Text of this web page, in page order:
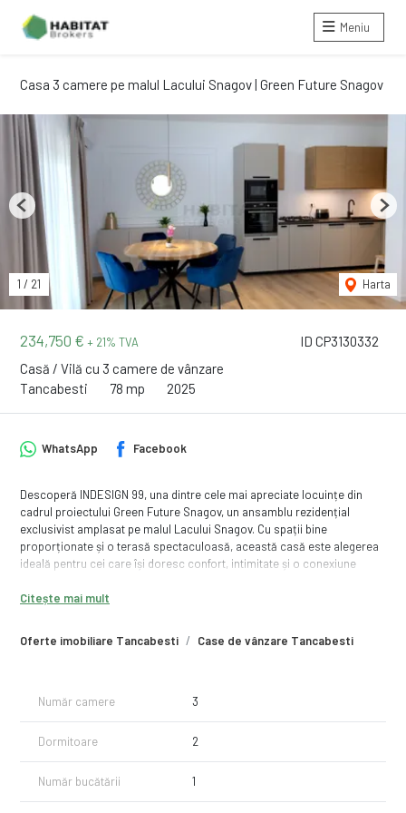
Meniu
Casa 3 camere pe malul Lacului Snagov | Green Future Snagov
ID CP3130332
234,750 € + 21% TVA
Casă / Vilă cu 3 camere de vânzare
Tancabesti
78 mp 2025
1 / 21 Harta
Previous Next
Oferte imobiliare Tancabesti Case de vânzare Tancabesti
WhatsApp Facebook
Descoperă INDESIGN 99, una dintre cele mai apreciate locuințe din
cadrul proiectului Green Future Snagov, un ansamblu rezidențial
exclusivist amplasat pe malul Lacului Snagov. Cu spații bine
proporționate și o terasă spectaculoasă, această casă este alegerea
ideală pentru cei care își doresc confort, intimitate și o conexiune
Compartimentarea este eficientă și echilibrată, incluzând un living
necesar pentru locuirea permanentă sau pentru petrecerea timpului
Green Future Snagov este un proiect rezidențial finalizat, format din 88
de case individuale, construit într-un cadru natural deosebit, pe malul
lacului. Rezidenții beneficiază de facilități premium precum piscină
privată, marină și pontoane pentru ambarcațiuni, promenadă pe malul
Citește mai mult
Număr camere 3
Dormitoare 2
Număr bucătării 1